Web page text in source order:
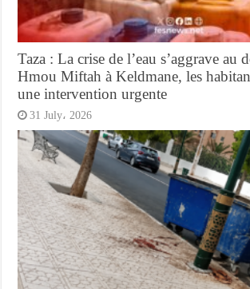
Taza : La crise de l’eau s’aggrave au
Hmou Miftah à Keldmane, les
une intervention urgente
31 July، 2026